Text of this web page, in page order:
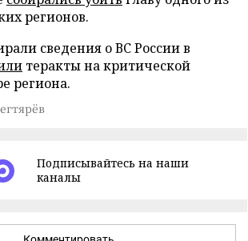
регионов.
сведения о ВС России в
теракты на критической
региона.
Подписывайтесь на наши
каналы